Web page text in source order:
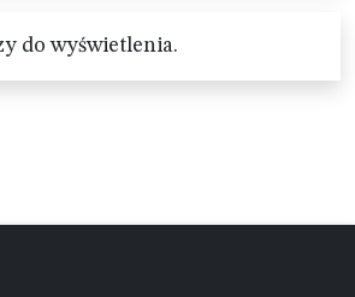
do wyświetlenia.